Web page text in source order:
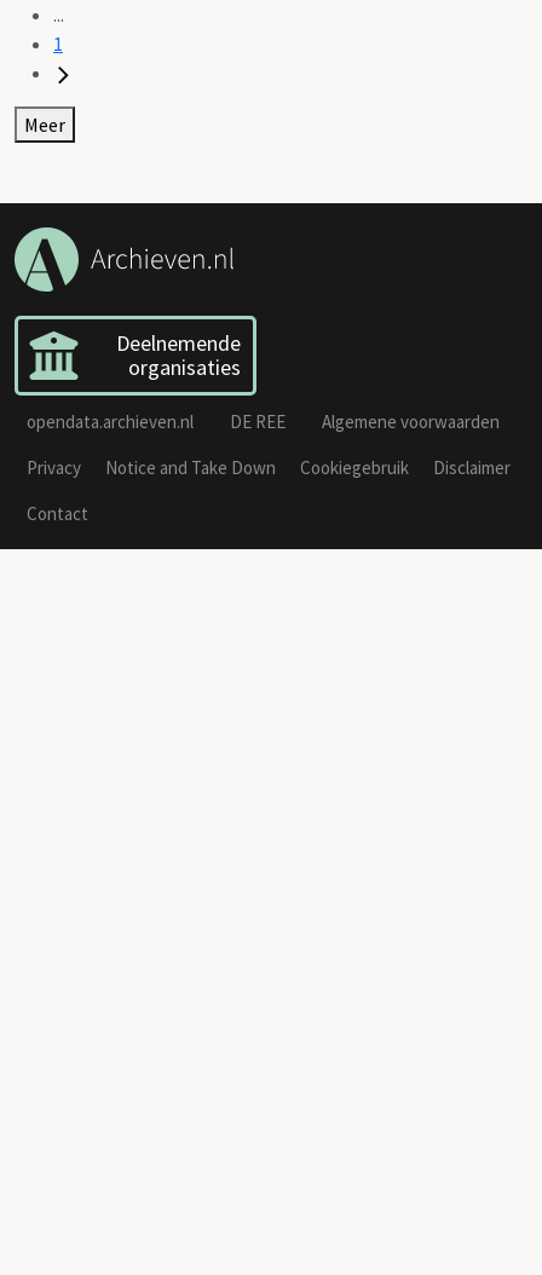
...
1
Meer
Deelnemende
organisaties
opendata.archieven.nl DE REE
Algemene voorwaarden
Privacy
Notice and Take Down Cookiegebruik
Disclaimer
Contact